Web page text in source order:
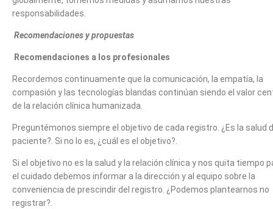
responsabilidades.
Recomendaciones y propuestas
Recomendaciones a los profesionales
Recordemos continuamente que la comunicación, la empatía, la
compasión y las tecnologías blandas continúan siendo el valor
de la relación clínica humanizada.
Preguntémonos siempre el objetivo de cada registro. ¿Es la salud
paciente?. Si no lo es, ¿cuál es el objetivo?.
Si el objetivo no es la salud y la relación clínica y nos quita tiempo
el cuidado debemos informar a la dirección y al equipo sobre la
conveniencia de prescindir del registro. ¿Podemos plantearnos no
registrar?.